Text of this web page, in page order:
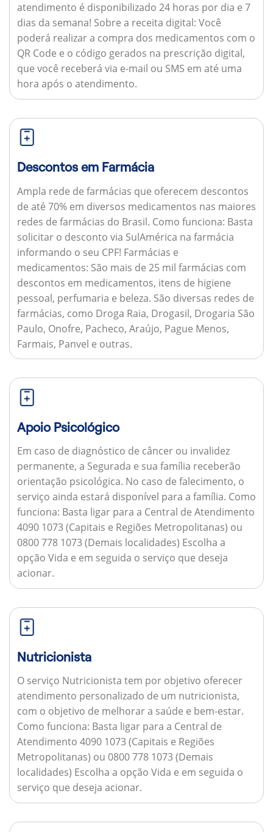
atendimento é disponibilizado 24 horas por dia e 7
dias da semana! Sobre a receita digital: Você
poderá realizar a compra dos medicamentos com o
QR Code e o código gerados na prescrição digital,
que você receberá via e-mail ou SMS em até uma
hora após o atendimento.
Descontos em Farmácia
Ampla rede de farmácias que oferecem descontos
de até 70% em diversos medicamentos nas maiores
redes de farmácias do Brasil. Como funciona: Basta
solicitar o desconto via SulAmérica na farmácia
informando o seu CPF! Farmácias e
medicamentos: São mais de 25 mil farmácias com
descontos em medicamentos, itens de higiene
pessoal, perfumaria e beleza. São diversas redes de
farmácias, como Droga Raia, Drogasil, Drogaria São
Paulo, Onofre, Pacheco, Araújo, Pague Menos,
Farmais, Panvel e outras.
Apoio Psicológico
Em caso de diagnóstico de câncer ou invalidez
permanente, a Segurada e sua família receberão
orientação psicológica. No caso de falecimento, o
serviço ainda estará disponível para a família. Como
funciona: Basta ligar para a Central de Atendimento
4090 1073 (Capitais e Regiões Metropolitanas) ou
0800 778 1073 (Demais localidades) Escolha a
opção Vida e em seguida o serviço que deseja
acionar.
Nutricionista
O serviço Nutricionista tem por objetivo oferecer
atendimento personalizado de um nutricionista,
com o objetivo de melhorar a saúde e bem-estar.
Como funciona: Basta ligar para a Central de
Atendimento 4090 1073 (Capitais e Regiões
Metropolitanas) ou 0800 778 1073 (Demais
localidades) Escolha a opção Vida e em seguida o
serviço que deseja acionar.